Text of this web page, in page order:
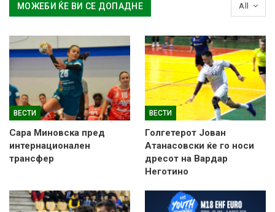
All
МОЖЕБИ ЌЕ ВИ СЕ ДОПАДНЕ
ВЕСТИ
Сара Миновска пред
интернационален
трансфер
ВЕСТИ
Голгетерот Јован
Атанасовски ќе го носи
дресот на Вардар
Неготино